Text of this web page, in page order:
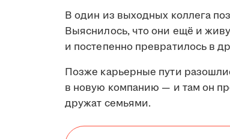
В один из выходных коллега
Выяснилось, что они ещё и
и постепенно превратилось в
Позже карьерные пути
в новую компанию — и там он
дружат семьями.